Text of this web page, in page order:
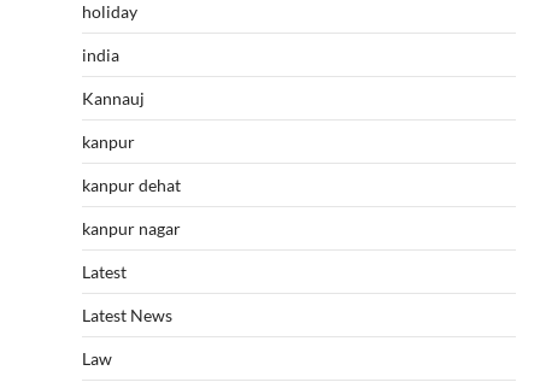
holiday
india
Kannauj
kanpur
kanpur dehat
kanpur nagar
Latest
Latest News
Law